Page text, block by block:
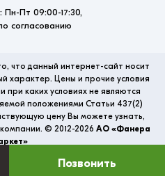
Пт 09:00-17:30,
согласованию
что данный интернет-сайт носит
характер. Цены и прочие условия
при каких условиях не являются
положениями Статьи 437(2)
цену Вы можете узнать,
© 2012-2026 АО «Фанера
Позвонить